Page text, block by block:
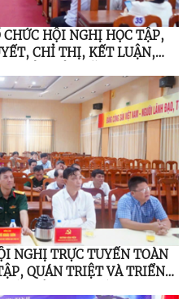
HỘI NGHỊ HỌC TẬP,
CHỈ THỊ, KẾT LUẬN,
NGHỊ TRỰC TUYẾN TOÀN
QUÁN TRIỆT VÀ TRIỂN